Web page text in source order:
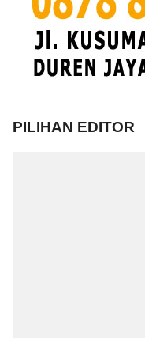
PILIHAN EDITOR